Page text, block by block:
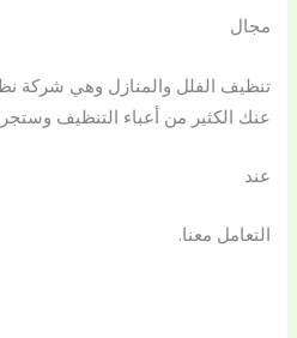
مجال
تنظيف الفلل والمنازل وهي شركة
عنك الكثير من أعباء التنظيف
عند
التعامل معنا.